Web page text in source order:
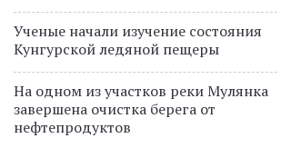
Ученые начали изучение состояния
Кунгурской ледяной пещеры
На одном из участков реки Мулянка
завершена очистка берега от
нефтепродуктов